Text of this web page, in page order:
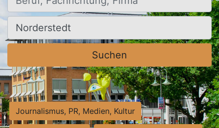
Ort, Stadt
Suchen
Journalismus, PR, Medien, Kultur